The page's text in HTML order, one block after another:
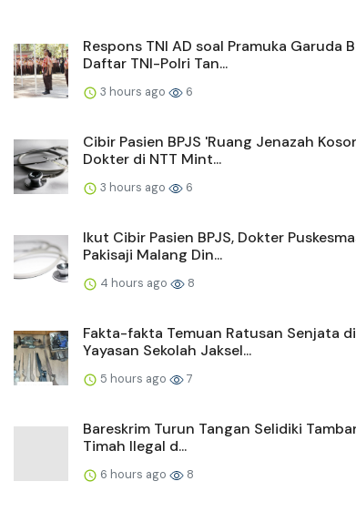
Respons TNI AD soal Pramuka Garuda
Daftar TNI-Polri Tan...
3 hours ago 6
Cibir Pasien BPJS 'Ruang Jenazah
Dokter di NTT Mint...
3 hours ago 6
Ikut Cibir Pasien BPJS, Dokter
Pakisaji Malang Din...
4 hours ago 8
Fakta-fakta Temuan Ratusan Senjata di
Yayasan Sekolah Jaksel...
5 hours ago 7
Bareskrim Turun Tangan Selidiki
Timah Ilegal d...
6 hours ago 8